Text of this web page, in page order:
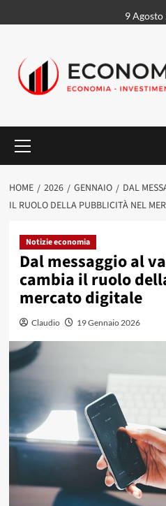
al
9 Agosto
principale
HOME 2026 GENNAIO
DAL
IL RUOLO DELLA PUBBLICITÀ NEL
Notizie economia
Dal messaggio al
cambia il ruolo
mercato digitale
Claudio 19 Gennaio 2026